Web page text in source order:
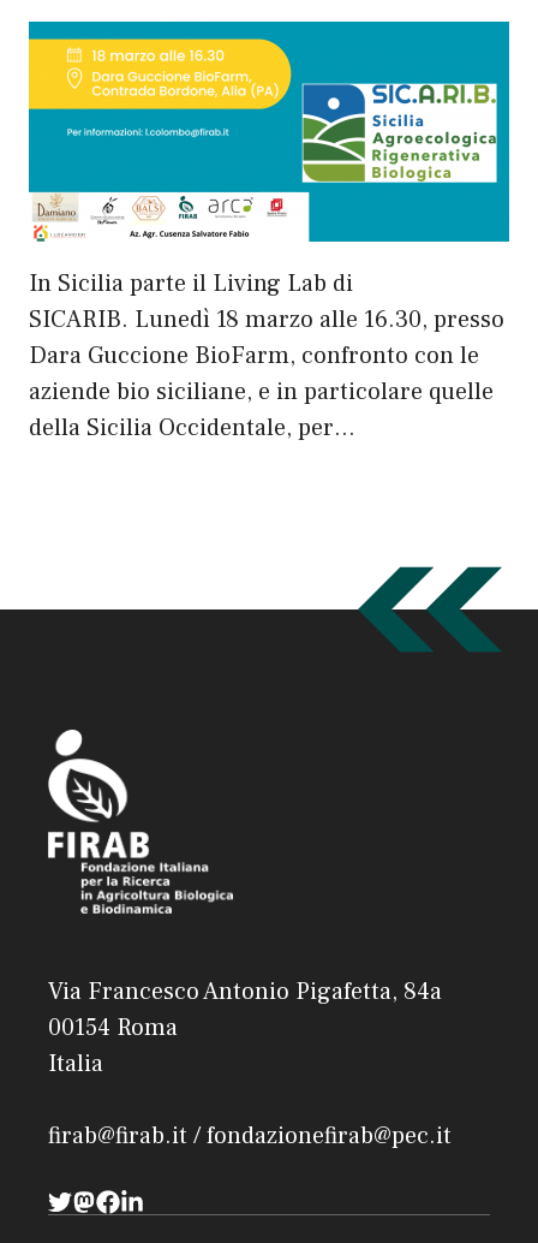
In Sicilia parte il Living Lab di
SICARIB. Lunedì 18 marzo alle 16.30, presso
Dara Guccione BioFarm, confronto con le
aziende bio siciliane, e in particolare quelle
della Sicilia Occidentale, per…
Via Francesco Antonio Pigafetta, 84a
00154 Roma
Italia
firab@firab.it / fondazionefirab@pec.it